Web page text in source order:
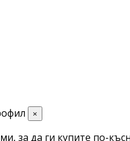
×
за да ги купите по-